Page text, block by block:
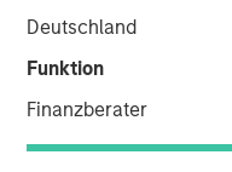
Deutschland
Funktion
Finanzberater
Private Equity and
of which will be owned
DZ Equity Partners